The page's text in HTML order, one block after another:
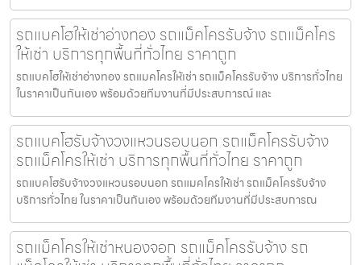
รถแบคโฮให้เช่าอ่างทอง รถแม็คโครรับจ้าง รถแม็คโคร
ให้เช่า บริการทุกพื้นที่ทั่วไทย ราคาถูก
รถแบคโฮให้เช่าอ่างทอง รถแมคโครให้เช่า รถแม็คโครรับจ้าง บริการทั่วไทย
ในราคาเป็นกันเอง พร้อมด้วยทีมงานที่มีประสบการณ์ และ
รถแบคโฮรับจ้างวงแหวนรอบนอก รถแม็คโครรับจ้าง
รถแม็คโครให้เช่า บริการทุกพื้นที่ทั่วไทย ราคาถูก
รถแบคโฮรับจ้างวงแหวนรอบนอก รถแมคโครให้เช่า รถแม็คโครรับจ้าง
บริการทั่วไทย ในราคาเป็นกันเอง พร้อมด้วยทีมงานที่มีประสบการณ
รถแม็คโครให้เช่าหนองจอก รถแม็คโครรับจ้าง รถ